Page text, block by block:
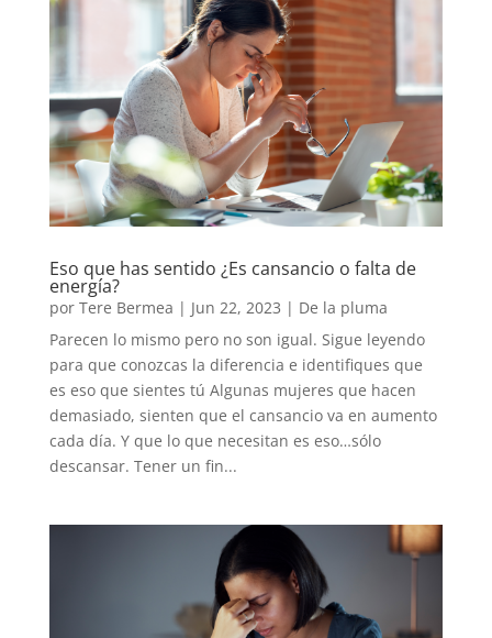
Eso que has sentido ¿Es cansancio o falta de
energía?
por Tere Bermea | Jun 22, 2023 | De la pluma
Parecen lo mismo pero no son igual. Sigue leyendo
para que conozcas la diferencia e identifiques que
es eso que sientes tú Algunas mujeres que hacen
demasiado, sienten que el cansancio va en aumento
cada día. Y que lo que necesitan es eso…sólo
descansar. Tener un fin...